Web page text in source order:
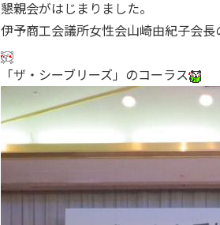
懇親会がはじまりました。
伊予商工会議所女性会山崎由紀子会
「ザ・シーブリーズ」のコーラス